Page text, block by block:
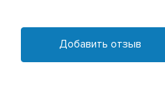
Добавить отзыв